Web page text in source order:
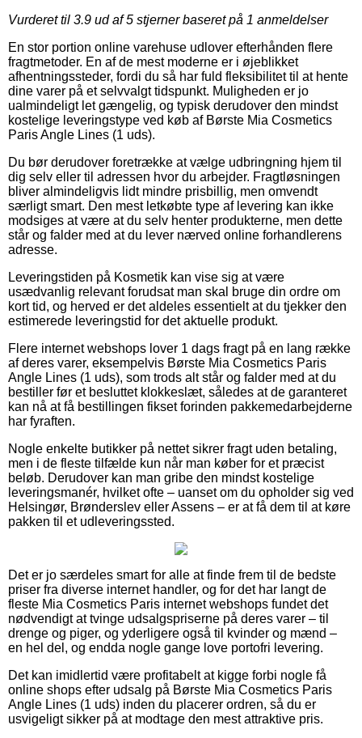
Vurderet til 3.9 ud af 5 stjerner baseret på 1 anmeldelser
En stor portion online varehuse udlover efterhånden flere
fragtmetoder. En af de mest moderne er i øjeblikket
afhentningssteder, fordi du så har fuld fleksibilitet til at hente
dine varer på et selvvalgt tidspunkt. Muligheden er jo
ualmindeligt let gængelig, og typisk derudover den mindst
kostelige leveringstype ved køb af Børste Mia Cosmetics
Paris Angle Lines (1 uds).
Du bør derudover foretrække at vælge udbringning hjem til
dig selv eller til adressen hvor du arbejder. Fragtløsningen
bliver almindeligvis lidt mindre prisbillig, men omvendt
særligt smart. Den mest letkøbte type af levering kan ikke
modsiges at være at du selv henter produkterne, men dette
står og falder med at du lever nærved online forhandlerens
adresse.
Leveringstiden på Kosmetik kan vise sig at være
usædvanlig relevant forudsat man skal bruge din ordre om
kort tid, og herved er det aldeles essentielt at du tjekker den
estimerede leveringstid for det aktuelle produkt.
Flere internet webshops lover 1 dags fragt på en lang række
af deres varer, eksempelvis Børste Mia Cosmetics Paris
Angle Lines (1 uds), som trods alt står og falder med at du
bestiller før et besluttet klokkeslæt, således at de garanteret
kan nå at få bestillingen fikset forinden pakkemedarbejderne
har fyraften.
Nogle enkelte butikker på nettet sikrer fragt uden betaling,
men i de fleste tilfælde kun når man køber for et præcist
beløb. Derudover kan man gribe den mindst kostelige
leveringsmanér, hvilket ofte – uanset om du opholder sig ved
Helsingør, Brønderslev eller Assens – er at få dem til at køre
pakken til et udleveringssted.
Det er jo særdeles smart for alle at finde frem til de bedste
priser fra diverse internet handler, og for det har langt de
fleste Mia Cosmetics Paris internet webshops fundet det
nødvendigt at tvinge udsalgspriserne på deres varer – til
drenge og piger, og yderligere også til kvinder og mænd –
en hel del, og endda nogle gange love portofri levering.
Det kan imidlertid være profitabelt at kigge forbi nogle få
online shops efter udsalg på Børste Mia Cosmetics Paris
Angle Lines (1 uds) inden du placerer ordren, så du er
usvigeligt sikker på at modtage den mest attraktive pris.